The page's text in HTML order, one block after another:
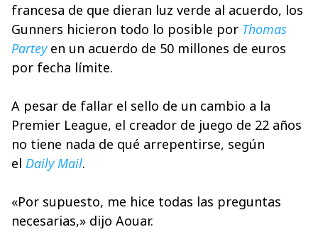
francesa de que dieran luz verde al acuerdo, los
Gunners hicieron todo lo posible por Thomas
Parteyen un acuerdo de 50 millones de euros
por fecha límite.
A pesar de fallar el sello de un cambio a la
Premier League, el creador de juego de 22 años
no tiene nada de qué arrepentirse, según
el Daily Mail.
«Por supuesto, me hice todas las preguntas
necesarias,» dijo Aouar.